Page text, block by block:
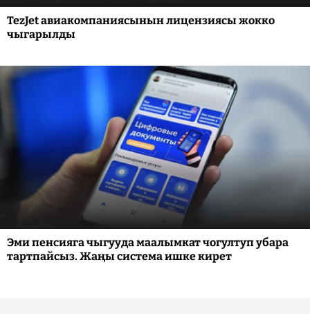
TezJet авиакомпаниясынын лицензиясы жокко
чыгарылды
Эми пенсияга чыгууда маалымкат чогултуп убара
тартпайсыз. Жаңы система ишке кирет